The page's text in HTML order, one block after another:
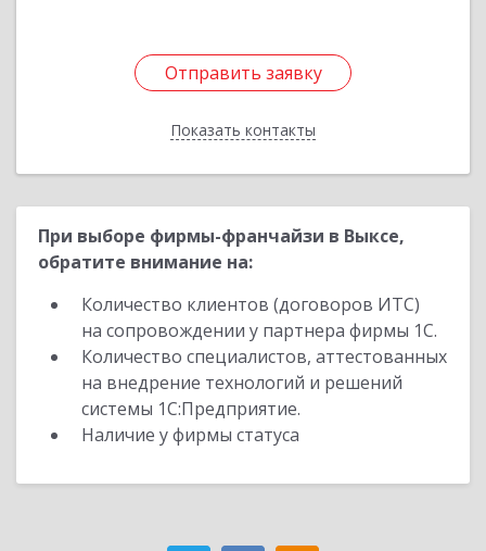
Отправить заявку
Показать контакты
Отправить заявку
Назад
При выборе фирмы-франчайзи в Выксе,
обратите внимание на:
Количество клиентов (договоров ИТС)
на сопровождении у партнера фирмы 1С.
Количество специалистов, аттестованных
на внедрение технологий и решений
системы 1С:Предприятие.
Наличие у фирмы статуса